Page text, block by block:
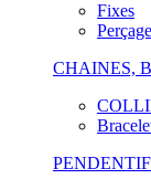
Fixes
Perçage
CHAINES,
PENDENTIF